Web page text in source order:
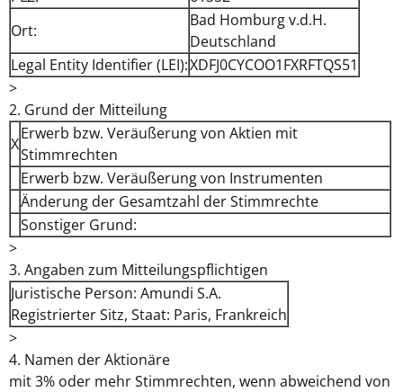
Ort:
Bad Homburg v.d.H.
Deutschland
Legal Entity Identifier (LEI):XDFJ0CYCOO1FXRFTQS51
>
2. Grund der Mitteilung
X
Erwerb bzw. Veräußerung von Aktien mit
Stimmrechten
Erwerb bzw. Veräußerung von Instrumenten
Änderung der Gesamtzahl der Stimmrechte
Sonstiger Grund:
>
3. Angaben zum Mitteilungspflichtigen
Juristische Person: Amundi S.A.
Registrierter Sitz, Staat: Paris, Frankreich
>
4. Namen der Aktionäre
mit 3% oder mehr Stimmrechten, wenn abweichend von